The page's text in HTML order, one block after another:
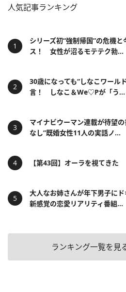
人気記事ランキング
シリーズ初“強制帰国”の危機と
ス！ 女性が沼るモテテク勃...
30歳になっても“しなこワール
言！ しなこ＆We♡Pが「う...
マイナビウーマン連載が待望
なし”既婚女性11人の実話ノ...
【第43回】オーラを視てきた
大人なお姉さんが年下男子に
新感覚の恋愛リアリティ番組...
ランキング一覧を見